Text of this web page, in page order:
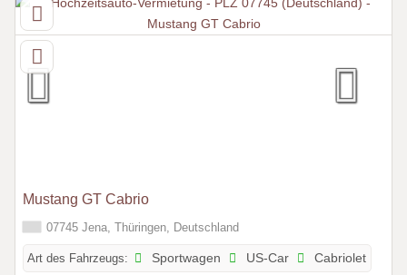
Mustang GT Cabrio
07745 Jena, Thüringen, Deutschland
Art des Fahrzeugs: Sportwagen US-Car Cabriolet